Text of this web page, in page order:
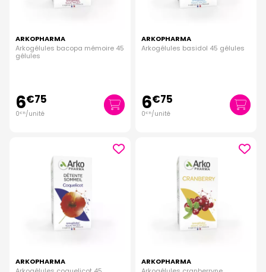
ARKOPHARMA
Arkogélules bacopa mémoire 45
gélules
6€75
0€ 15/unité
ARKOPHARMA
Arkogélules basidol 45 gélules
6€75
0€ 15/unité
ARKOPHARMA
ARKOPHARMA